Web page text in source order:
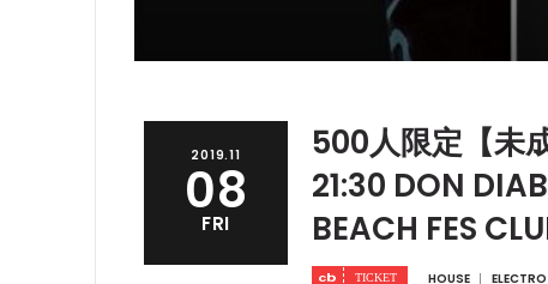
2019.11
08
FRI
500人限定【未
21:30 DON
BEACH FES
HOUSE ELECTRO